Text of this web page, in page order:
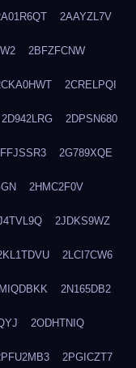
2AAYZL7V
2BFZFCNW
2CRELPQI
2D942LRG 2DPSN680
2G789XQE
2HMC2F0V
2JDKS9WZ
2LCI7CW6
2N165DB2
2ODHTNIQ
2PGICZT7